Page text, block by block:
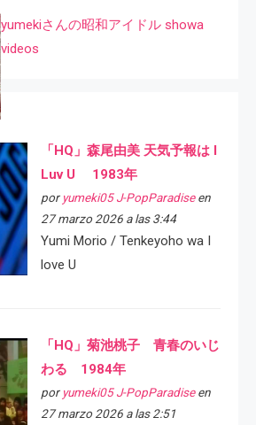
yumekiさんの昭和アイドル showa
videos
「HQ」森尾由美 天気予報は I
Luv U 1983年
por yumeki05 J-PopParadiseen
27 marzo 2026 a las 3:44
Yumi Morio / Tenkeyoho wa I
love U
「HQ」菊池桃子 青春のいじ
わる 1984年
por yumeki05 J-PopParadiseen
27 marzo 2026 a las 2:51